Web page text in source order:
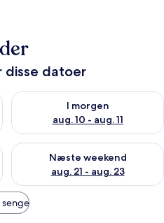
datoer
9 - aug. 10
I morgen
aug. 10 - aug. 11
Tjek tilgængelighed for i
aug. 14 - aug. 16
Næste weekend
aug. 21 - aug. 23
Tjek tilgængelighed for næste
senge